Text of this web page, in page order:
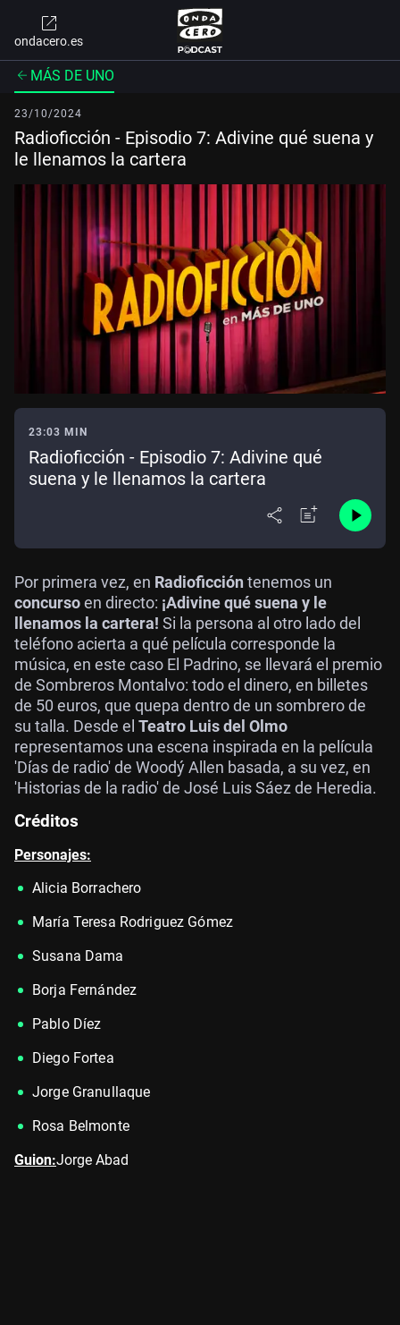
ondacero.es
MÁS DE UNO
23/10/2024
Radioficción - Episodio 7: Adivine qué suena y
le llenamos la cartera
23:03 MIN
Radioficción - Episodio 7: Adivine qué
suena y le llenamos la cartera
Por primera vez, en Radioficcióntenemos un
concursoen directo: ¡Adivine qué suena y le
llenamos la cartera! Si la persona al otro lado del
teléfono acierta a qué película corresponde la
música, en este caso El Padrino, se llevará el premio
de Sombreros Montalvo: todo el dinero, en billetes
de 50 euros, que quepa dentro de un sombrero de
su talla. Desde el Teatro Luis del Olmo
representamos una escena inspirada en la película
'Días de radio' de Woodý Allen basada, a su vez, en
'Historias de la radio' de José Luis Sáez de Heredia.
Créditos
Personajes:
Alicia Borrachero
María Teresa Rodriguez Gómez
Susana Dama
Borja Fernández
Pablo Díez
Diego Fortea
Jorge Granullaque
Rosa Belmonte
Guion:Jorge Abad